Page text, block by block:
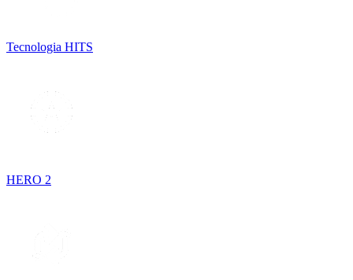
Tecnologia HITS
HERO 2